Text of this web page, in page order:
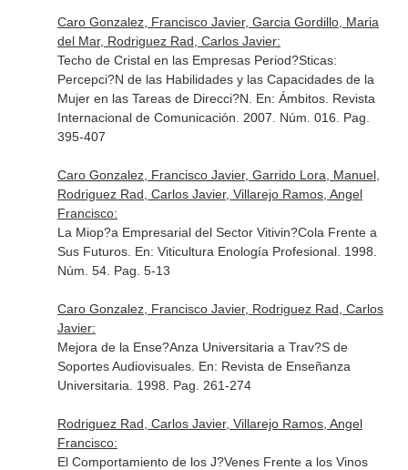
Caro Gonzalez, Francisco Javier, Garcia Gordillo, Maria
del Mar, Rodriguez Rad, Carlos Javier:
Techo de Cristal en las Empresas Period?Sticas:
Percepci?N de las Habilidades y las Capacidades de la
Mujer en las Tareas de Direcci?N. En: Ámbitos. Revista
Internacional de Comunicación . 2007. Núm. 016. Pag.
395-407
Caro Gonzalez, Francisco Javier, Garrido Lora, Manuel,
Rodriguez Rad, Carlos Javier, Villarejo Ramos, Angel
Francisco:
La Miop?a Empresarial del Sector Vitivin?Cola Frente a
Sus Futuros. En: Viticultura Enología Profesional. 1998.
Núm. 54. Pag. 5-13
Caro Gonzalez, Francisco Javier, Rodriguez Rad, Carlos
Javier:
Mejora de la Ense?Anza Universitaria a Trav?S de
Soportes Audiovisuales. En: Revista de Enseñanza
Universitaria . 1998. Pag. 261-274
Rodriguez Rad, Carlos Javier, Villarejo Ramos, Angel
Francisco:
El Comportamiento de los J?Venes Frente a los Vinos